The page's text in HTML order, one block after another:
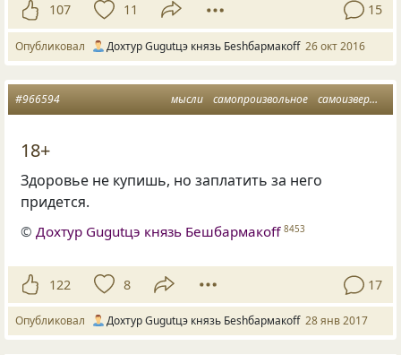
107 11 15
Опубликовал Дохтур Gugutцэ князь Беshбармакоff 26 окт 2016
мысли самопроизвольное самоизвержение
#966594
18+
Здоровье не купишь, но заплатить за него
придется.
© Дохтур Gugutцэ князь Бешбармакоff 8453
122 8 17
Опубликовал Дохтур Gugutцэ князь Беshбармакоff 28 янв 2017